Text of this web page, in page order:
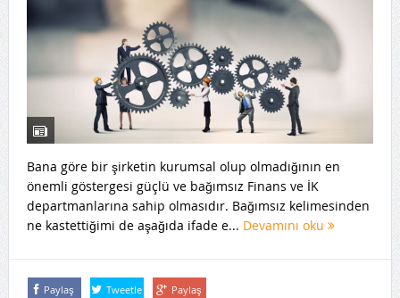
Bana göre bir şirketin kurumsal olup olmadığının en
önemli göstergesi güçlü ve bağımsız Finans ve İK
departmanlarına sahip olmasıdır. Bağımsız kelimesinden
ne kastettiğimi de aşağıda ifade e... Devamını oku
Paylaş Tweetle Paylaş